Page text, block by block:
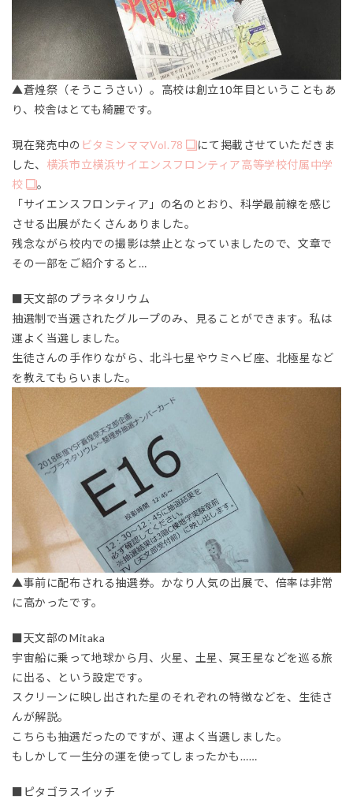
▲蒼煌祭（そうこうさい）。高校は創立10年目ということもあ
り、校舎はとても綺麗です。
現在発売中の ビタミンママVol.78
にて掲載させていただきま
した、 横浜市立横浜サイエンスフロンティア高等学校付属中学
校
。
「サイエンスフロンティア」の名のとおり、科学最前線を感じ
させる出展がたくさんありました。
残念ながら校内での撮影は禁止となっていましたので、文章で
その一部をご紹介すると…
■天文部のプラネタリウム
抽選制で当選されたグループのみ、見ることができます。私は
運よく当選しました。
生徒さんの手作りながら、北斗七星やウミヘビ座、北極星など
を教えてもらいました。
▲事前に配布される抽選券。かなり人気の出展で、倍率は非常
に高かったです。
■天文部のMitaka
宇宙船に乗って地球から月、火星、土星、冥王星などを巡る旅
に出る、という設定です。
スクリーンに映し出された星のそれぞれの特徴などを、生徒さ
んが解説。
こちらも抽選だったのですが、運よく当選しました。
もしかして一生分の運を使ってしまったかも……
■ピタゴラスイッチ